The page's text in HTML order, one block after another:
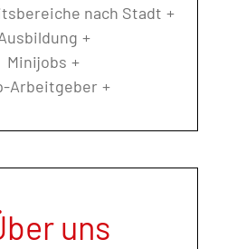
nach Stadt
Minijobs
Arbeitgeber
uns